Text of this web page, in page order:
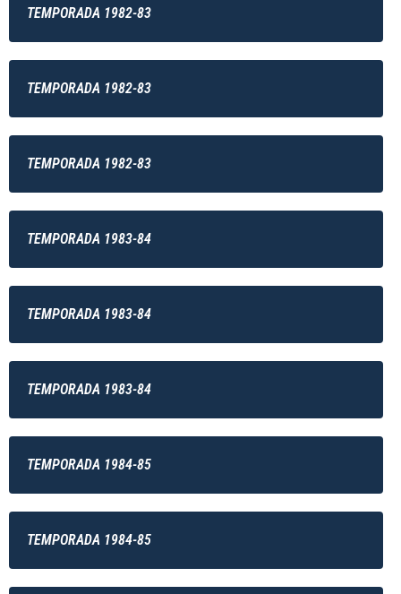
TEMPORADA 1982-83
TEMPORADA 1982-83
TEMPORADA 1982-83
TEMPORADA 1983-84
TEMPORADA 1983-84
TEMPORADA 1983-84
TEMPORADA 1984-85
TEMPORADA 1984-85